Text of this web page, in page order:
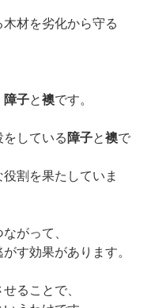
材を劣化から守る
障子と襖です。
している 障子と襖で
割を果たしていま
がって、
す効果があります。
ることで、